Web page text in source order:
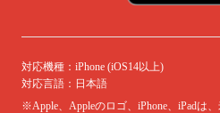
対応機種： iPhone (iOS14以上)
対応言語： 日本語
※Apple、Appleのロゴ、iPhone、iPadは